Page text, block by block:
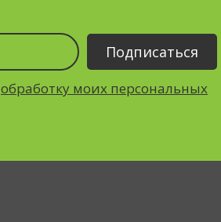
обработку моих персональных